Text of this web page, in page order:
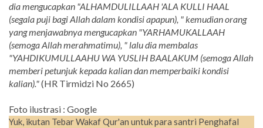
dia mengucapkan "ALHAMDULILLAAH 'ALA KULLI HAAL
(segala puji bagi Allah dalam kondisi apapun), " kemudian orang
yang menjawabnya mengucapkan "YARHAMUKALLAAH
(semoga Allah merahmatimu), " lalu dia membalas
"YAHDIKUMULLAAHU WA YUSLIH BAALAKUM (semoga Allah
memberi petunjuk kepada kalian dan memperbaiki kondisi
kalian)."(HR Tirmidzi No 2665)
Foto ilustrasi : Google
Yuk, ikutan Tebar Wakaf Qur'an untuk para santri Penghafal